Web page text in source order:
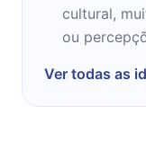
cultural,
ou
Ver todas as